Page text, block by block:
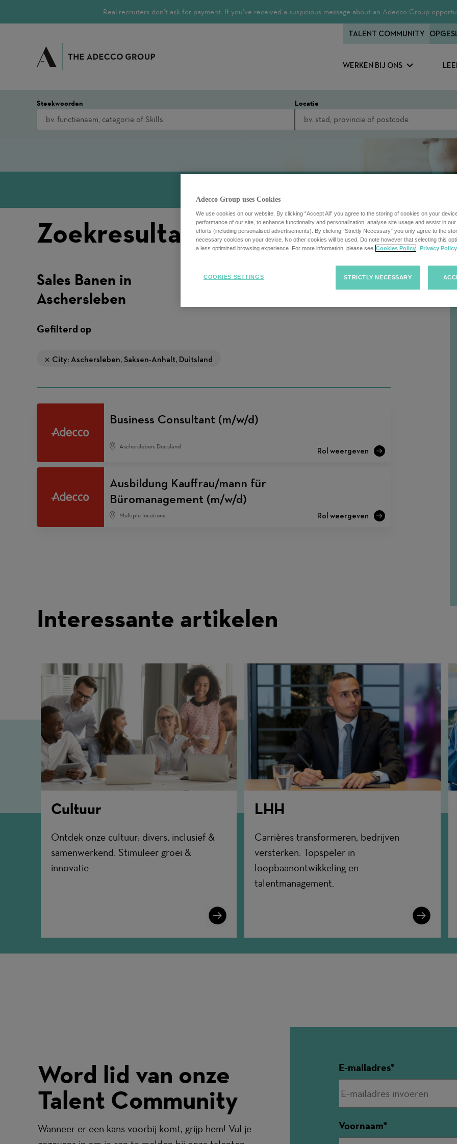
Real recruiters don’t ask for payment. If you’ve received a suspicious message about an Adecco Group
WERKEN BIJ ONS
TALENT COMMUNITY
Steekwoorden Locatie
Zoekresultaten
Sorteren
banen
Sorteren van
Sales Banen in
Aschersleben
Gefilterd op
City: Aschersleben, Saksen-Anhalt, Duitsland
Business Consultant (m/w/d)
Aschersleben, Duitsland
Ausbildung Kauffrau/mann für
Büromanagement (m/w/d)
Multiple locations
Interessante artikelen
Cultuur
Ontdek onze cultuur: divers, inclusief &
samenwerkend. Stimuleer groei &
innovatie.
Learn
More
LHH
Carrières transformeren, bedrijven
versterken. Topspeler in
loopbaanontwikkeling en
talentmanagement.
Learn
More
Word lid van onze
Talent Community
Wanneer er een kans voorbij komt, grijp hem! Vul je
E-mailadres
Voornaam
Adecco Group uses Cookies
We use cookies on our website. By clicking “Accept All” you agree to the storing of cookies on your
performance of our site, to enhance functionality and personalization, analyse site usage and assist in
efforts (including personalised advertisements). By clicking “Strictly Necessary” you only agree to the
necessary cookies on your device. No other cookies will be used. Do note however that selecting this
a less optimized browsing experience. For more information, please see Cookies Policy Privacy Policy
STRICTLY NECESSARY
COOKIES SETTINGS